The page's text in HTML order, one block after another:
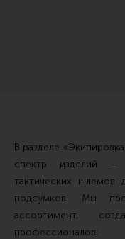
В разделе
спектр изделий
тактических шлемов
подсумков. Мы
ассортимент,
профессионалов: